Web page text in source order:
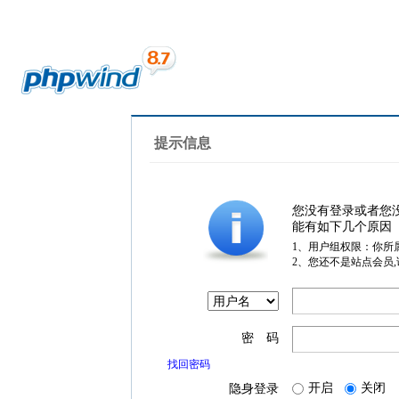
提示信息
您没有登录或者您
能有如下几个原因
1、用户组权限：你所
2、您还不是站点会员
密 码
找回密码
隐身登录 开启 关闭